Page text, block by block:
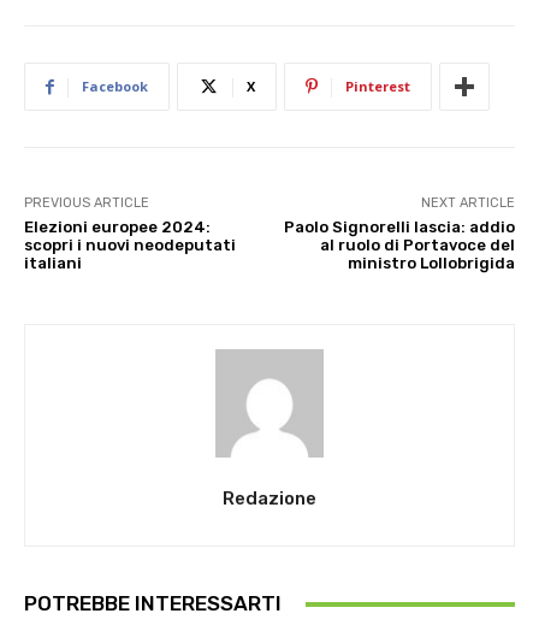
Facebook X Pinterest
PREVIOUS ARTICLE
Elezioni europee 2024:
scopri i nuovi neodeputati
italiani
NEXT ARTICLE
Paolo Signorelli lascia: addio
al ruolo di Portavoce del
ministro Lollobrigida
Redazione
POTREBBE INTERESSARTI